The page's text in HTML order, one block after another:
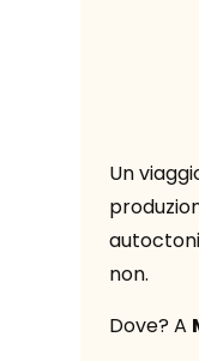
Un
non.
Dove? A